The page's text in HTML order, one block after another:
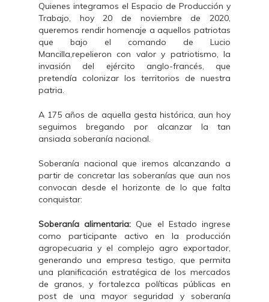
Quienes integramos el Espacio de Producción y
Trabajo, hoy 20 de noviembre de 2020,
queremos rendir homenaje a aquellos patriotas
que bajo el comando de Lucio
Mancilla,repelieron con valor y patriotismo, la
invasión del ejército anglo-francés, que
pretendía colonizar los territorios de nuestra
patria.
A 175 años de aquella gesta histórica, aun hoy
seguimos bregando por alcanzar la tan
ansiada soberanía nacional.
Soberanía nacional que iremos alcanzando a
partir de concretar las soberanías que aun nos
convocan desde el horizonte de lo que falta
conquistar:
Soberanía alimentaria: Que el Estado ingrese
como participante activo en la producción
agropecuaria y el complejo agro exportador,
generando una empresa testigo, que permita
una planificación estratégica de los mercados
de granos, y fortalezca políticas públicas en
post de una mayor seguridad y soberanía